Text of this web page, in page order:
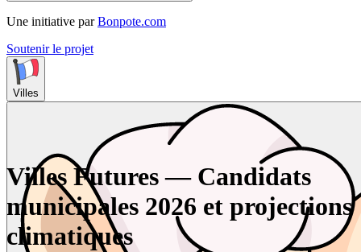
Une initiative par Bonpote.com
Soutenir le projet
Villes
Villes Futures — Candidats
municipales 2026 et projections
climatiques